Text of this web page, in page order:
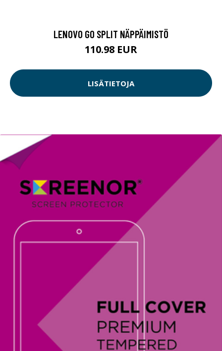
LENOVO GO SPLIT NÄPPÄIMISTÖ
110.98 EUR
LISÄTIETOJA